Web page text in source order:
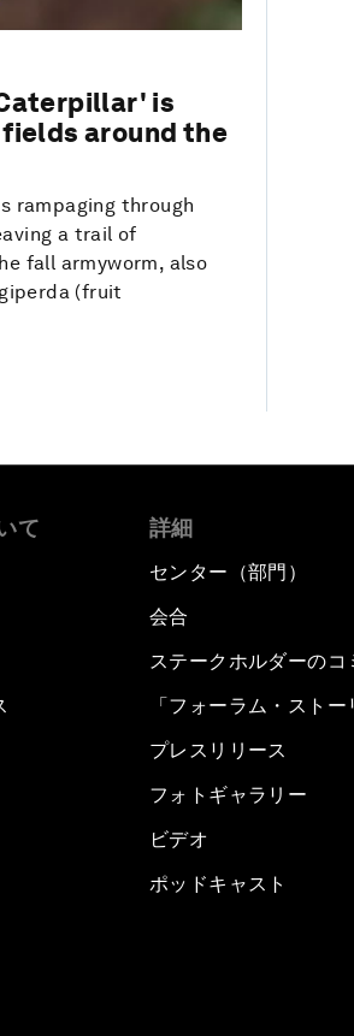
is
around the
rampaging through
a trail of
fall armyworm, also
(fruit
て 詳細
センター（部門）
会合
ステークホルダーのコ
「フォーラム・ストー
プレスリリース
フォトギャラリー
ビデオ
ポッドキャスト